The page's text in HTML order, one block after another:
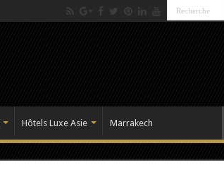
Hôtels Luxe Asie Marrakech